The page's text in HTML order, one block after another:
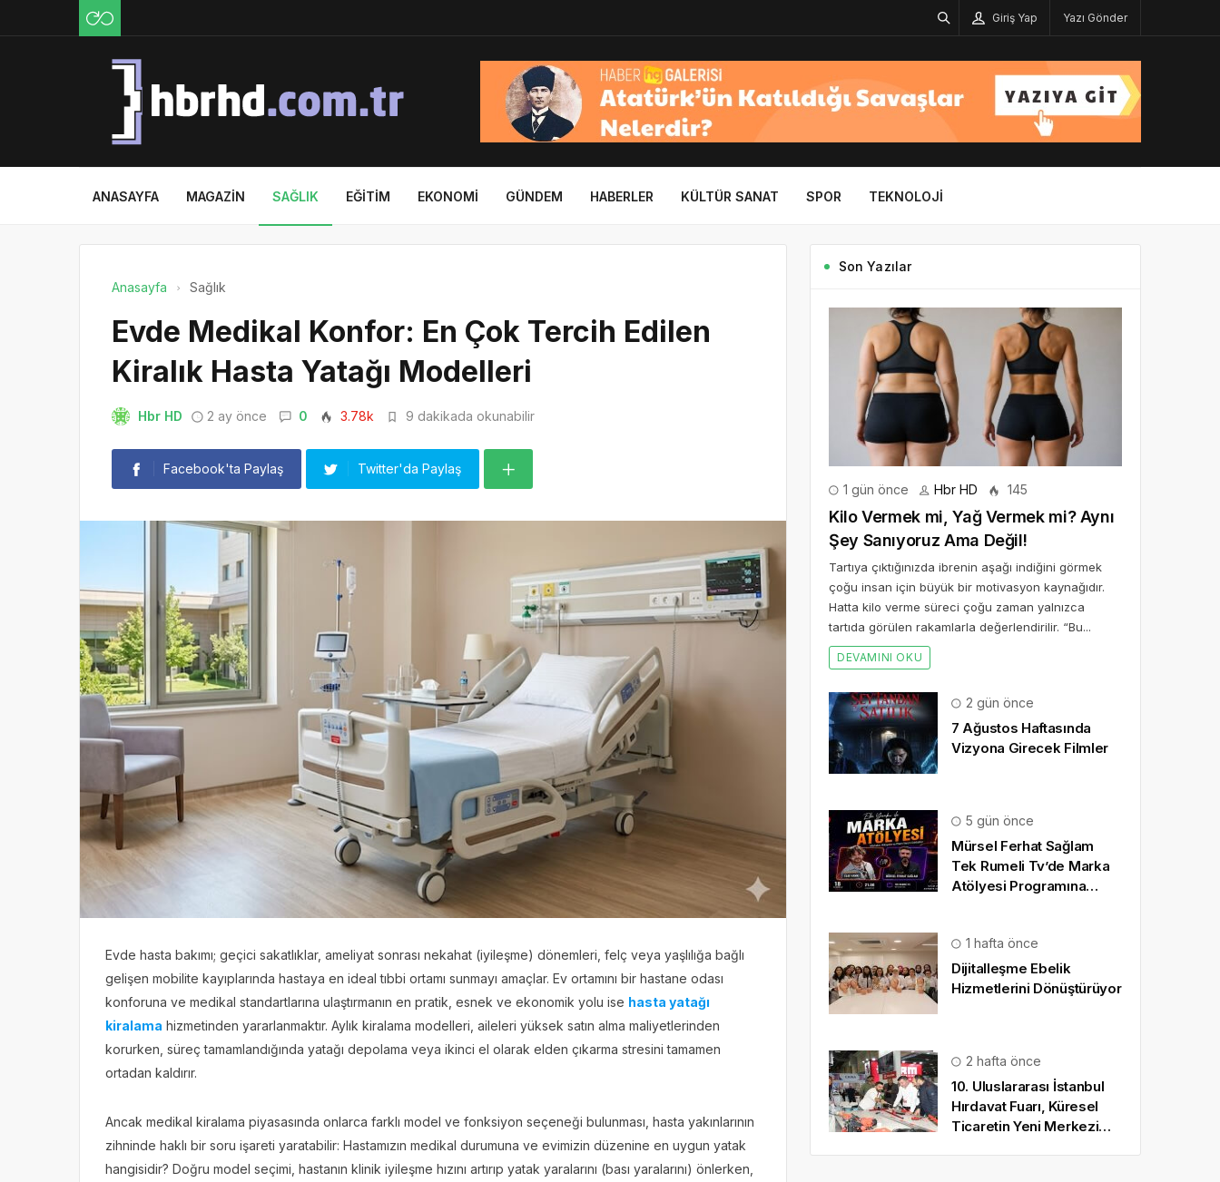
Giriş Yap Yazı Gönder
ANASAYFA MAGAZIN SAĞLIK EĞITIM EKONOMI GÜNDEM HABERLER KÜLTÜR SANAT SPOR TEKNOLOJI
Anasayfa Sağlık
Evde Medikal Konfor: En Çok Tercih Edilen
Kiralık Hasta Yatağı Modelleri
Hbr HD 2 ay önce 0 3.78k 9 dakikada okunabilir
Facebook'ta Paylaş Twitter'da Paylaş
Evde hasta bakımı; geçici sakatlıklar, ameliyat sonrası nekahat (iyileşme) dönemleri, felç veya yaşlılığa bağlı
gelişen mobilite kayıplarında hastaya en ideal tıbbi ortamı sunmayı amaçlar. Ev ortamını bir hastane odası
konforuna ve medikal standartlarına ulaştırmanın en pratik, esnek ve ekonomik yolu ise hasta yatağı
kiralama hizmetinden yararlanmaktır. Aylık kiralama modelleri, aileleri yüksek satın alma maliyetlerinden
korurken, süreç tamamlandığında yatağı depolama veya ikinci el olarak elden çıkarma stresini tamamen
ortadan kaldırır.
Ancak medikal kiralama piyasasında onlarca farklı model ve fonksiyon seçeneği bulunması, hasta yakınlarının
zihninde haklı bir soru işareti yaratabilir: Hastamızın medikal durumuna ve evimizin düzenine en uygun yatak
hangisidir? Doğru model seçimi, hastanın klinik iyileşme hızını artırıp yatak yaralarını (bası yaralarını) önlerken,
Son Yazılar
1 gün önce Hbr HD 145
Kilo Vermek mi, Yağ Vermek mi? Aynı
Şey Sanıyoruz Ama Değil!
Tartıya çıktığınızda ibrenin aşağı indiğini görmek
çoğu insan için büyük bir motivasyon kaynağıdır.
Hatta kilo verme süreci çoğu zaman yalnızca
tartıda görülen rakamlarla değerlendirilir. “Bu...
DEVAMINI OKU
2 gün önce
7 Ağustos Haftasında
Vizyona Girecek Filmler
5 gün önce
Mürsel Ferhat Sağlam
Tek Rumeli Tv’de Marka
Atölyesi Programına
1 hafta önce
Dijitalleşme Ebelik
Hizmetlerini Dönüştürüyor
2 hafta önce
10. Uluslararası İstanbul
Hırdavat Fuarı, Küresel
Ticaretin Yeni Merkezi